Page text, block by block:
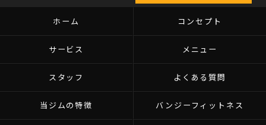
ホーム コンセプト
サービス メニュー
スタッフ よくある質問
当ジムの特徴 バンジーフィットネス